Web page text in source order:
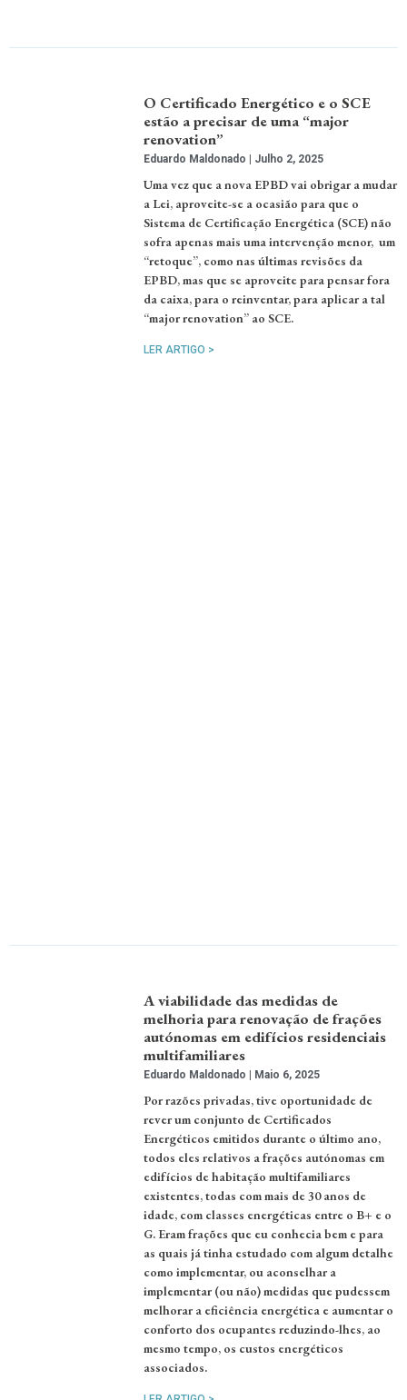
O Certificado Energético e o SCE
estão a precisar de uma “major
renovation”
Eduardo Maldonado Julho 2, 2025
Uma vez que a nova EPBD vai obrigar a mudar
a Lei, aproveite-se a ocasião para que o
Sistema de Certificação Energética (SCE) não
sofra apenas mais uma intervenção menor, um
“retoque”, como nas últimas revisões da
EPBD, mas que se aproveite para pensar fora
da caixa, para o reinventar, para aplicar a tal
“major renovation” ao SCE.
LER ARTIGO >
A viabilidade das medidas de
melhoria para renovação de frações
autónomas em edifícios residenciais
multifamiliares
Eduardo Maldonado Maio 6, 2025
Por razões privadas, tive oportunidade de
rever um conjunto de Certificados
Energéticos emitidos durante o último ano,
todos eles relativos a frações autónomas em
edifícios de habitação multifamiliares
existentes, todas com mais de 30 anos de
idade, com classes energéticas entre o B+ e o
G. Eram frações que eu conhecia bem e para
as quais já tinha estudado com algum detalhe
como implementar, ou aconselhar a
implementar (ou não) medidas que pudessem
melhorar a eficiência energética e aumentar o
conforto dos ocupantes reduzindo-lhes, ao
mesmo tempo, os custos energéticos
associados.